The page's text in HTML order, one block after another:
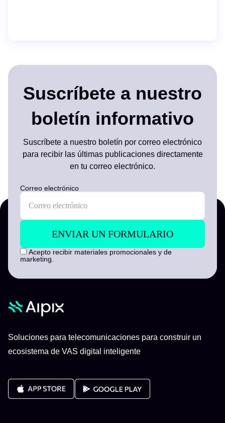
Suscríbete a nuestro
boletín informativo
Suscríbete a nuestro boletín por correo electrónico
para recibir las últimas publicaciones directamente
en tu correo electrónico.
Correo electrónico
Acepto recibir materiales promocionales y de
marketing.
Soluciones para telecomunicaciones para construir un
ecosistema de VAS digital inteligente